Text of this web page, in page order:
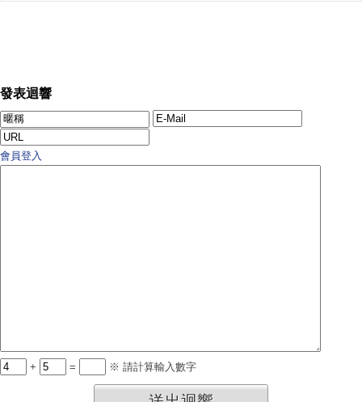
發表迴響
會員登入
+ = ※ 請計算輸入數字